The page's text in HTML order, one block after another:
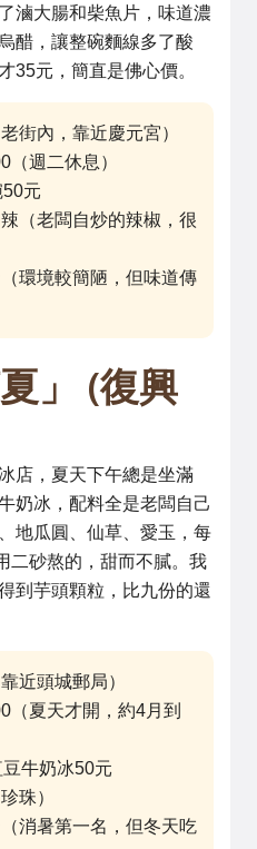
滷大腸和柴魚片，味道濃
醋，讓整碗麵線多了酸
35元，簡直是佛心價。
街內，靠近慶元宮）
（週二休息）
元
（老闆自炒的辣椒，很
境較簡陋，但味道傳
」 (復興
店，夏天下午總是坐滿
奶冰，配料全是老闆自己
地瓜圓、仙草、愛玉，每
二砂熬的，甜而不膩。我
到芋頭顆粒，比九份的還
近頭城郵局）
（夏天才開，約4月到
牛奶冰50元
珠）
暑第一名，但冬天吃